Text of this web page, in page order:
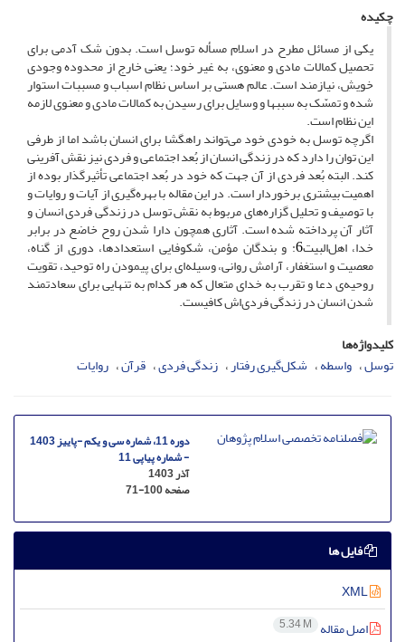
چکیده
یکی از مسائل مطرح در اسلام مسأله توسل است. بدون شک آدمى براى
تحصیل کمالات مادى و معنوى، به غیر خود؛ یعنى خارج از محدوده وجودى
خویش، نیازمند است. عالم هستى بر اساس نظام اسباب و مسببات استوار
شده و تمسّک به سبب‏ها و وسایل براى رسیدن به کمالات مادى و معنوى لازمه
این نظام است.
اگرچه توسل به خودی خود می‌تواند راهگشا برای انسان باشد اما از طرفی
این توان را دارد که در زندگی انسان از بُعد اجتماعی و فردی نیز نقش آفرینی
کند. البته بُعد فردی از آن جهت که خود در بُعد اجتماعی تأثیرگذار بوده از
اهمیت بیشتری برخوردار است. در این مقاله با بهره‌گیری از آیات و روایات و
با توصیف و تحلیل گزاره‌های مربوط به نقش توسل در زندگی فردی انسان و
آثار آن پرداخته شده است. آثاری همچون دارا شدن روح خاضع در برابر
خدا، اهل‌البیت6: و بندگان مؤمن، شکوفایی استعدادها، دوری از گناه،
معصیت و استغفار، آرامش روانی، وسیله‌ای برای پیمودن راه توحید، تقویت
روحیه‌ی دعا و تقرب به خدای متعال که هر کدام به تنهایی برای سعادتمند
شدن انسان در زندگی فردی‌اش کافیست.
کلیدواژه‌ها
توسل واسطه شکل‌گیری رفتار زندگی فردی قرآن روایات
دوره 11، شماره سی و یکم -پاییز 1403
- شماره پیاپی 11
آذر 1403
صفحه71-100
فایل ها
اصل مقاله 5.34 M